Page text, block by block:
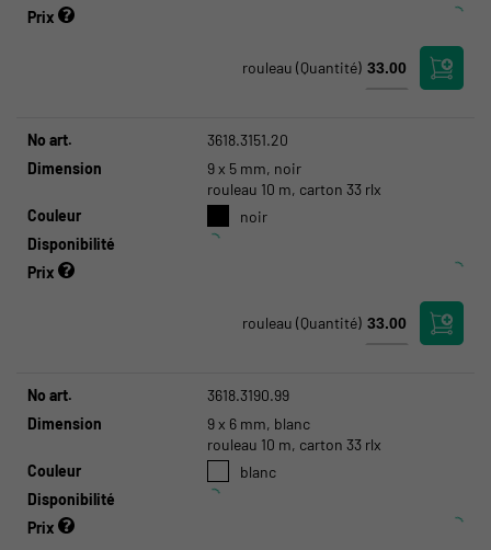
Prix
rouleau (Quantité)
No art.
3618.3151.20
Dimension
9 x 5 mm, noir
rouleau 10 m, carton 33 rlx
Couleur
noir
Disponibilité
Prix
rouleau (Quantité)
No art.
3618.3190.99
Dimension
9 x 6 mm, blanc
rouleau 10 m, carton 33 rlx
Couleur
blanc
Disponibilité
Prix